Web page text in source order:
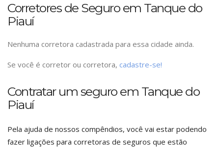
Corretores de Seguro em Tanque do
Piauí
Nenhuma corretora cadastrada para essa cidade ainda.
Se você é corretor ou corretora, cadastre-se!
Contratar um seguro em Tanque do
Piauí
Pela ajuda de nossos compêndios, você vai estar podendo
fazer ligações para corretoras de seguros que estão